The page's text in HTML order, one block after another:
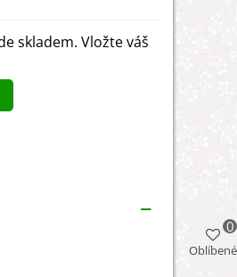
skladem. Vložte váš
Oblíbené
0